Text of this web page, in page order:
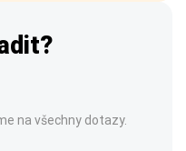
na všechny dotazy.